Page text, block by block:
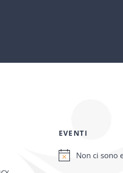
EVENTI
Notice
Non ci sono